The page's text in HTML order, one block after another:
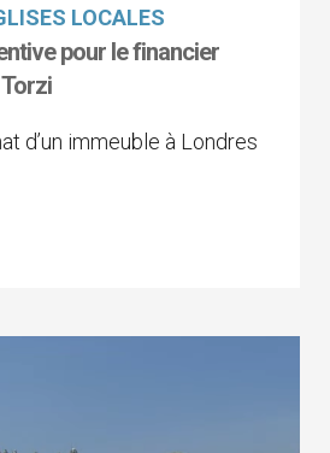
LOCALES
pour le financier
d’un immeuble à Londres